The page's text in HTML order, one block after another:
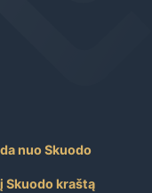
nuo Skuodo
Skuodo kraštą